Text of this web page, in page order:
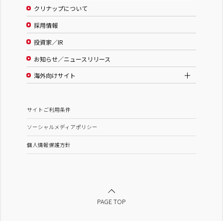
クリナップについて
採用情報
投資家／IR
お知らせ／ニュースリリース
海外向けサイト
サイトご利用条件
ソーシャルメディアポリシー
個人情報保護方針
PAGE TOP